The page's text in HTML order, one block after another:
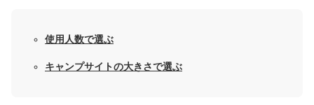
使用人数で選ぶ
キャンプサイトの大きさで選ぶ